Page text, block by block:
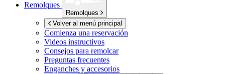
Remolques
Remolques
Volver al menú principal
Comienza una reservación
Videos instructivos
Consejos para remolcar
Preguntas frecuentes
Enganches y accesorios